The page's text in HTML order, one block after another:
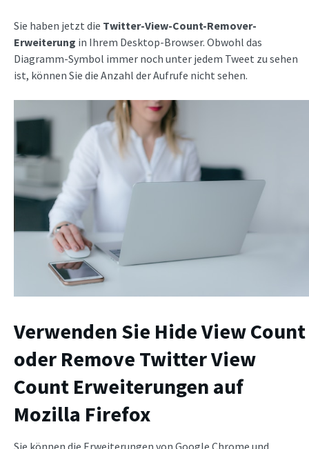
Sie haben jetzt die Twitter-View-Count-Remover-
Erweiterung in Ihrem Desktop-Browser. Obwohl das
Diagramm-Symbol immer noch unter jedem Tweet zu sehen
ist, können Sie die Anzahl der Aufrufe nicht sehen.
Verwenden Sie Hide View Count
oder Remove Twitter View
Count Erweiterungen auf
Mozilla Firefox